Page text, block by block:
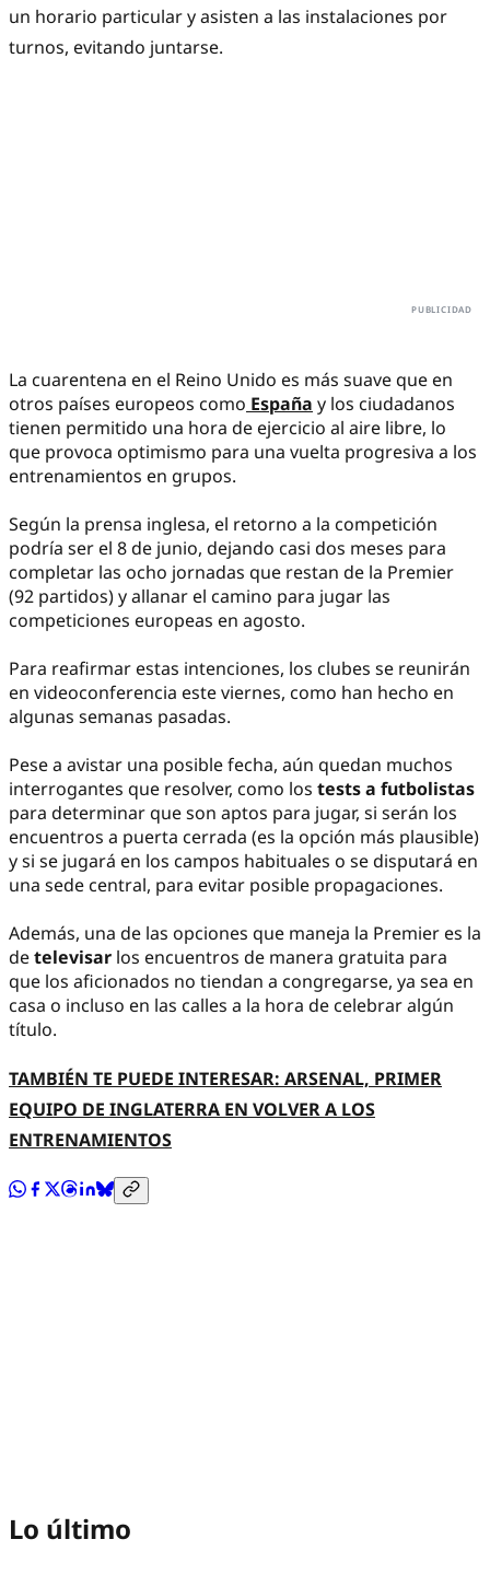
un horario particular y asisten a las instalaciones por
turnos, evitando juntarse.
La cuarentena en el Reino Unido es más suave que en
otros países europeos como España y los ciudadanos
tienen permitido una hora de ejercicio al aire libre, lo
que provoca optimismo para una vuelta progresiva a los
entrenamientos en grupos.
Según la prensa inglesa, el retorno a la competición
podría ser el 8 de junio, dejando casi dos meses para
completar las ocho jornadas que restan de la Premier
(92 partidos) y allanar el camino para jugar las
competiciones europeas en agosto.
Para reafirmar estas intenciones, los clubes se reunirán
en videoconferencia este viernes, como han hecho en
algunas semanas pasadas.
Pese a avistar una posible fecha, aún quedan muchos
interrogantes que resolver, como los tests a futbolistas
para determinar que son aptos para jugar, si serán los
encuentros a puerta cerrada (es la opción más plausible)
y si se jugará en los campos habituales o se disputará en
una sede central, para evitar posible propagaciones.
Además, una de las opciones que maneja la Premier es la
detelevisar los encuentros de manera gratuita para
que los aficionados no tiendan a congregarse, ya sea en
casa o incluso en las calles a la hora de celebrar algún
título.
TAMBIÉN TE PUEDE INTERESAR: ARSENAL, PRIMER
EQUIPO DE INGLATERRA EN VOLVER A LOS
ENTRENAMIENTOS
Lo último